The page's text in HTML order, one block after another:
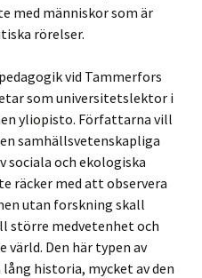
med människor som är
rörelser.
vid Tammerfors
som universitetslektor i
yliopisto. Författarna vill
samhällsvetenskapliga
sociala och ekologiska
räcker med att observera
utan forskning skall
större medvetenhet och
Den här typen av
historia, mycket av den